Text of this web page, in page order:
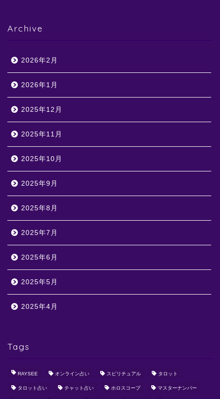
Archive
2026年2月
2026年1月
2025年12月
2025年11月
2025年10月
2025年9月
2025年8月
2025年7月
2025年6月
2025年5月
2025年4月
Tags
RAYSEE オンライン占い スピリチュアル タロット
タロット占い チャット占い ホロスコープ マスターナンバー